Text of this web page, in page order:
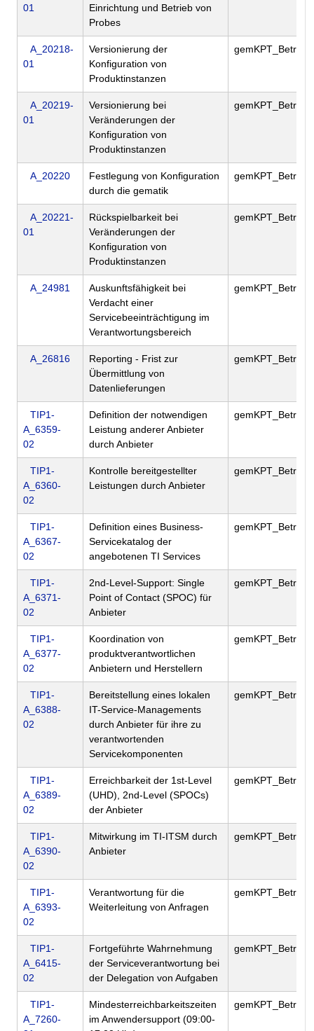
01
Einrichtung und Betrieb von
Probes
A_20218-
01
Versionierung der
Konfiguration von
Produktinstanzen
gemKPT_Betr
A_20219-
01
Versionierung bei
Veränderungen der
Konfiguration von
Produktinstanzen
gemKPT_Betr
A_20220
Festlegung von Konfiguration
durch die gematik
gemKPT_Betr
A_20221-
01
Rückspielbarkeit bei
Veränderungen der
Konfiguration von
Produktinstanzen
gemKPT_Betr
A_24981
Auskunftsfähigkeit bei
Verdacht einer
Servicebeeinträchtigung im
Verantwortungsbereich
gemKPT_Betr
A_26816
Reporting - Frist zur
Übermittlung von
Datenlieferungen
gemKPT_Betr
TIP1-
A_6359-
02
Definition der notwendigen
Leistung anderer Anbieter
durch Anbieter
gemKPT_Betr
TIP1-
A_6360-
02
Kontrolle bereitgestellter
Leistungen durch Anbieter
gemKPT_Betr
TIP1-
A_6367-
02
Definition eines Business-
Servicekatalog der
angebotenen TI Services
gemKPT_Betr
TIP1-
A_6371-
02
2nd-Level-Support: Single
Point of Contact (SPOC) für
Anbieter
gemKPT_Betr
TIP1-
A_6377-
02
Koordination von
produktverantwortlichen
Anbietern und Herstellern
gemKPT_Betr
TIP1-
A_6388-
02
Bereitstellung eines lokalen
IT-Service-Managements
durch Anbieter für ihre zu
verantwortenden
Servicekomponenten
gemKPT_Betr
TIP1-
A_6389-
02
Erreichbarkeit der 1st-Level
(UHD), 2nd-Level (SPOCs)
der Anbieter
gemKPT_Betr
TIP1-
A_6390-
02
Mitwirkung im TI-ITSM durch
Anbieter
gemKPT_Betr
TIP1-
A_6393-
02
Verantwortung für die
Weiterleitung von Anfragen
gemKPT_Betr
TIP1-
A_6415-
02
Fortgeführte Wahrnehmung
der Serviceverantwortung bei
der Delegation von Aufgaben
gemKPT_Betr
TIP1-
A_7260-
Mindesterreichbarkeitszeiten
im Anwendersupport (09:00-
gemKPT_Betr